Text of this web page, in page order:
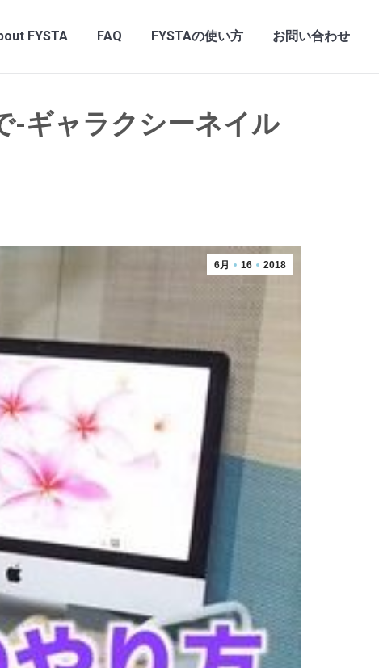
FYSTA FAQ FYSTAの使い方 お問い合わせ
-ギャラクシーネイル
6月 16 2018